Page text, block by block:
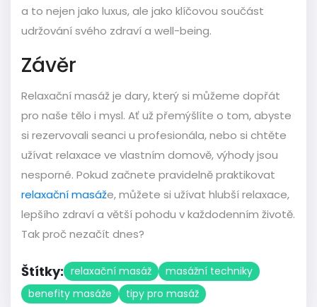
a to nejen jako luxus, ale jako klíčovou součást
udržování svého zdraví a well-being.
Závěr
Relaxační masáž je dary, který si můžeme dopřát
pro naše tělo i mysl. Ať už přemýšlíte o tom, abyste
si rezervovali seanci u profesionála, nebo si chtěte
užívat relaxace ve vlastním domově, výhody jsou
nesporné. Pokud začnete pravidelně praktikovat
relaxační masáže, můžete si užívat hlubší relaxace,
lepšího zdraví a větší pohodu v každodenním životě.
Tak proč nezačít dnes?
Štítky: relaxační masáž
masážní techniky
benefity masáže
tipy pro masáž